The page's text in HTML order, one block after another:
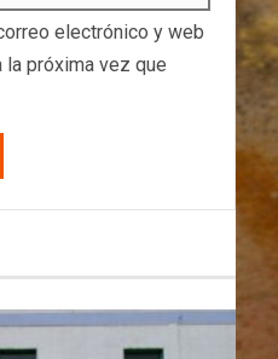
electrónico y web
la próxima vez que